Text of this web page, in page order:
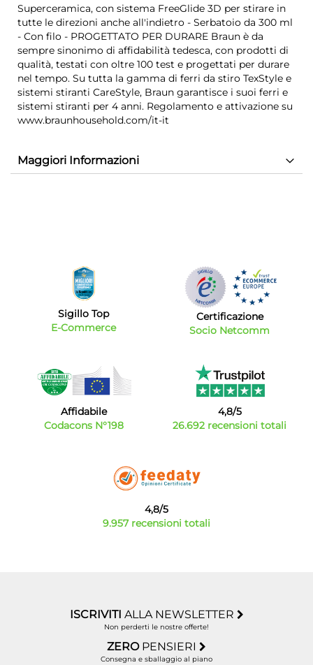
Superceramica, con sistema FreeGlide 3D per stirare in
tutte le direzioni anche all'indietro - Serbatoio da 300 ml
- Con filo - PROGETTATO PER DURARE Braun è da
sempre sinonimo di affidabilità tedesca, con prodotti di
qualità, testati con oltre 100 test e progettati per durare
nel tempo. Su tutta la gamma di ferri da stiro TexStyle e
sistemi stiranti CareStyle, Braun garantisce i suoi ferri e
sistemi stiranti per 4 anni. Regolamento e attivazione su
www.braunhousehold.com/it-it
Maggiori Informazioni
Sigillo Top
E-Commerce
Certificazione
Socio Netcomm
Affidabile
Codacons N°198
4,8/5
26.692 recensioni totali
4,8/5
9.957 recensioni totali
ISCRIVITI ALLA NEWSLETTER
Non perderti le nostre offerte!
ZERO PENSIERI
Consegna e sballaggio al piano